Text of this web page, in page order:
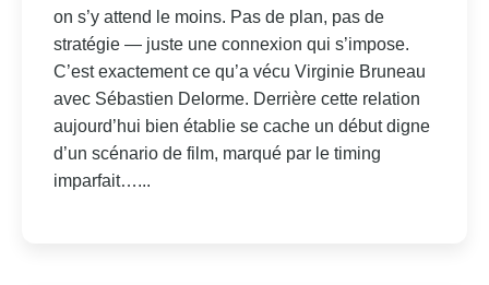
on s’y attend le moins. Pas de plan, pas de
stratégie — juste une connexion qui s’impose.
C’est exactement ce qu’a vécu Virginie Bruneau
avec Sébastien Delorme. Derrière cette relation
aujourd’hui bien établie se cache un début digne
d’un scénario de film, marqué par le timing
imparfait…...